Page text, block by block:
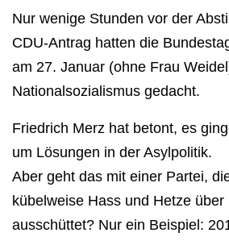
Nur wenige Stunden vor der
CDU-Antrag hatten die
am 27. Januar (ohne Frau
Nationalsozialismus gedacht.
Friedrich Merz hat betont, es
um Lösungen in der Asylpolitik.
Aber geht das mit einer Partei,
kübelweise Hass und Hetze über
ausschüttet? Nur ein Beispiel: